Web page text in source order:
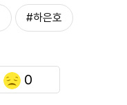
#하은호
0